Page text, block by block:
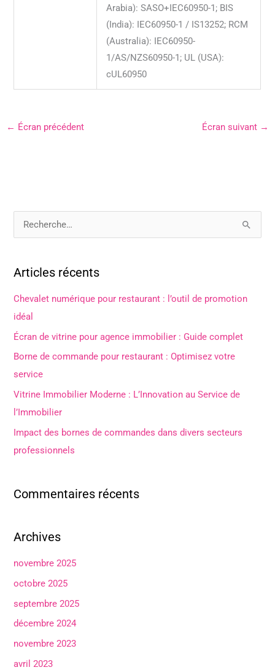
Arabia): SASO+IEC60950-1; BIS
(India): IEC60950-1 / IS13252; RCM
(Australia): IEC60950-
1/AS/NZS60950-1; UL (USA):
cUL60950
← Écran précédent Écran suivant →
e
r
c
h
Articles récents
Chevalet numérique pour restaurant : l’outil de promotion
idéal
Écran de vitrine pour agence immobilier : Guide complet
Borne de commande pour restaurant : Optimisez votre
service
Vitrine Immobilier Moderne : L’Innovation au Service de
l’Immobilier
Impact des bornes de commandes dans divers secteurs
professionnels
Commentaires récents
Archives
novembre 2025
octobre 2025
septembre 2025
décembre 2024
novembre 2023
avril 2023